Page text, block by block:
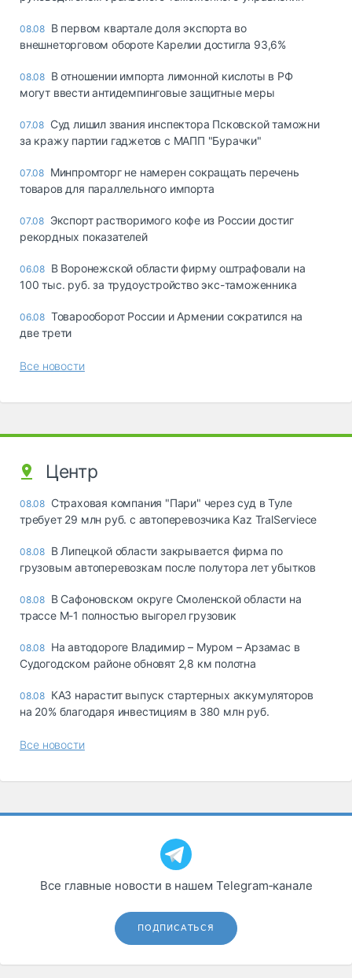
08.08 В первом квартале доля экспорта во
внешнеторговом обороте Карелии достигла 93,6%
08.08 В отношении импорта лимонной кислоты в РФ
могут ввести антидемпинговые защитные меры
07.08 Суд лишил звания инспектора Псковской таможни
за кражу партии гаджетов с МАПП "Бурачки"
07.08 Минпромторг не намерен сокращать перечень
товаров для параллельного импорта
07.08 Экспорт растворимого кофе из России достиг
рекордных показателей
06.08 В Воронежской области фирму оштрафовали на
100 тыс. руб. за трудоустройство экс-таможенника
06.08 Товарооборот России и Армении сократился на
две трети
Все новости
Центр
08.08 Страховая компания "Пари" через суд в Туле
требует 29 млн руб. с автоперевозчика Kaz TralServiece
08.08 В Липецкой области закрывается фирма по
грузовым автоперевозкам после полутора лет убытков
08.08 В Сафоновском округе Смоленской области на
трассе М-1 полностью выгорел грузовик
08.08 На автодороге Владимир – Муром – Арзамас в
Судогодском районе обновят 2,8 км полотна
08.08 КАЗ нарастит выпуск стартерных аккумуляторов
на 20% благодаря инвестициям в 380 млн руб.
Все новости
Все главные новости в нашем Telegram‑канале
ПОДПИСАТЬСЯ